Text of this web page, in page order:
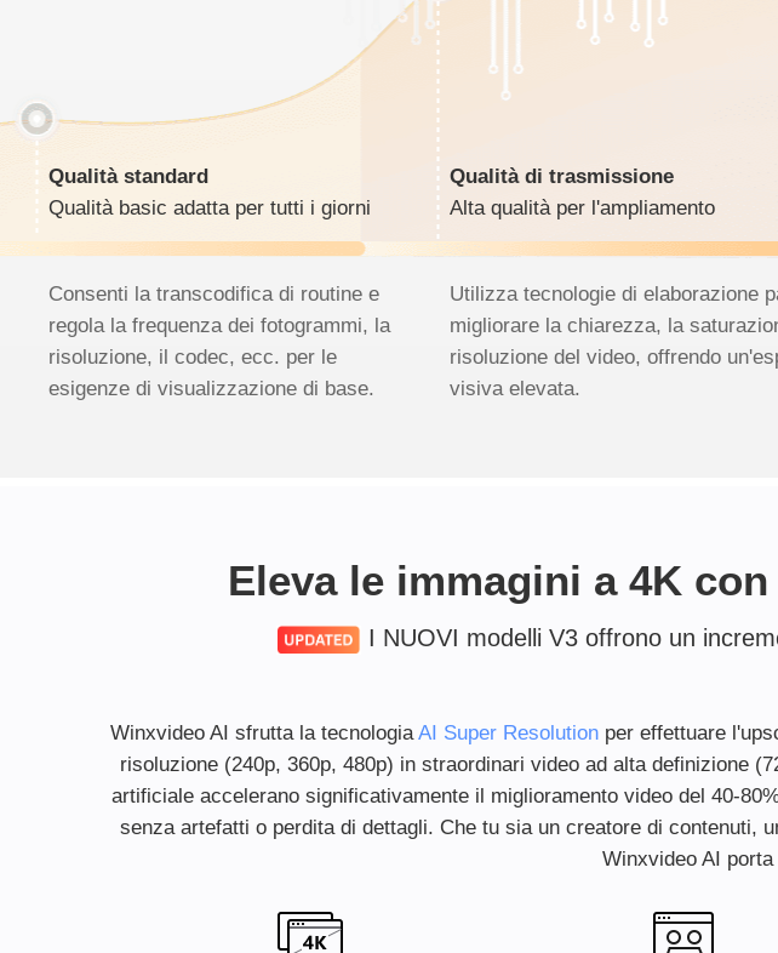
Qualità standard
Qualità basic adatta per tutti i giorni
Consenti la transcodifica di routine e
regola la frequenza dei fotogrammi, la
risoluzione, il codec, ecc. per le
esigenze di visualizzazione di base.
Qualità di trasmissione
Alta qualità per l'ampliamento
Utilizza tecnologie di elaborazione
migliorare la chiarezza, la
risoluzione del video, offrendo
visiva elevata.
Eleva le immagini a 4K
I NUOVI modelli V3 offrono un
Winxvideo AI sfrutta la tecnologia AI Super Resolution per effettuare
risoluzione (240p, 360p, 480p) in straordinari video ad alta definizione
artificiale accelerano significativamente il miglioramento video del 40-
senza artefatti o perdita di dettagli. Che tu sia un creatore di contenuti,
Winxvideo AI